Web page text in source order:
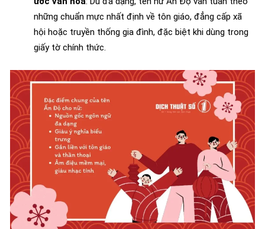
những chuẩn mực nhất định về tôn giáo, đẳng cấp xã
hội hoặc truyền thống gia đình, đặc biệt khi dùng trong
giấy tờ chính thức.